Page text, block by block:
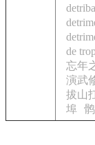
de
忘年
演武
拔山
埠 鹘